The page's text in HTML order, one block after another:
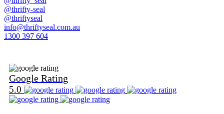
@thrifty-seal
@thriftyseal
info@thriftyseal.com.au
1300 397 604
Google Rating
5.0